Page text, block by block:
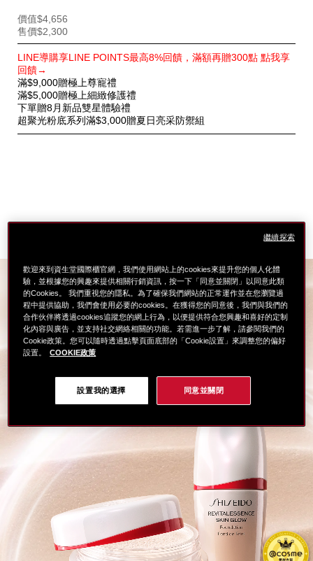
價值$4,656
售價$2,300
別
優
惠
LINE導購享LINE POINTS最高8%回饋，滿額再贈300點 點我享
回饋→
滿$9,000贈極上尊寵禮
滿$5,000贈極上細緻修護禮
下單贈8月新品雙星體驗禮
超聚光粉底系列滿$3,000贈夏日亮采防禦組
以光修飾 鎖水貼膚
輕盈持光12小時*綻放空氣感柔光
首創玻尿酸持光粉末 搭載七色珍珠光學
#超持光 #神保濕 #零粉感
歡迎來到資生堂國際櫃官網，我們使用網站上的cookies來提升您的個人化體
驗，並根據您的興趣來提供相關行銷資訊，按一下「同意並關閉」以同意此類
的Cookies。 我們重視您的隱私。為了確保我們網站的正常運作並在您瀏覽過
程中提供協助，我們會使用必要的cookies。在獲得您的同意後，我們與我們的
合作伙伴將透過cookies追蹤您的網上行為，以便提供符合您興趣和喜好的定制
化內容與廣告，並支持社交網絡相關的功能。若需進一步了解，請參閱我們的
Cookie政策。您可以隨時透過點擊頁面底部的「Cookie設置」來調整您的偏好
設置。
COOKIE政策
設置我的選擇 同意並關閉
繼續探索